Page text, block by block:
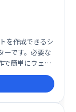
を作成できるシ
ーです。必要な
で簡単にウェブ
ロ並みのウェブ
で、あな
しょう！